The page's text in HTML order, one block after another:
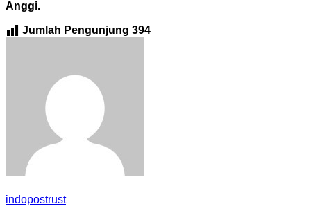
Anggi.
Jumlah Pengunjung 394
indopostrust